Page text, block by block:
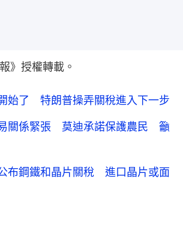
》授權轉載。
始了 特朗普操弄關稅進入下一步
關係緊張 莫迪承諾保護農民 籲
布鋼鐵和晶片關稅 進口晶片或面